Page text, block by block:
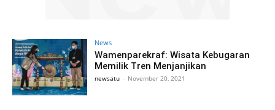
News
Wamenparekraf: Wisata Kebugaran
Memilik Tren Menjanjikan
newsatu - November 20, 2021